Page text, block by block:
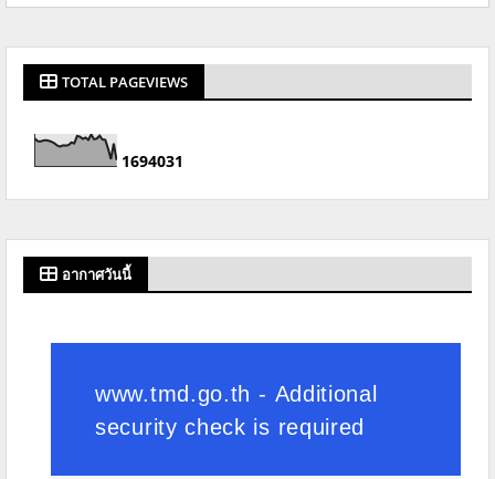
TOTAL PAGEVIEWS
1694031
อากาศวันนี้